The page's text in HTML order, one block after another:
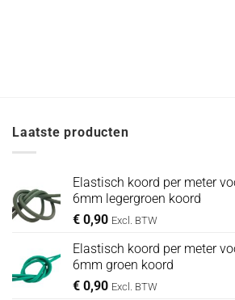
Laatste producten
Elastisch koord per meter
6mm legergroen koord
€ 0,90 Excl. BTW
Elastisch koord per meter
6mm groen koord
€ 0,90 Excl. BTW